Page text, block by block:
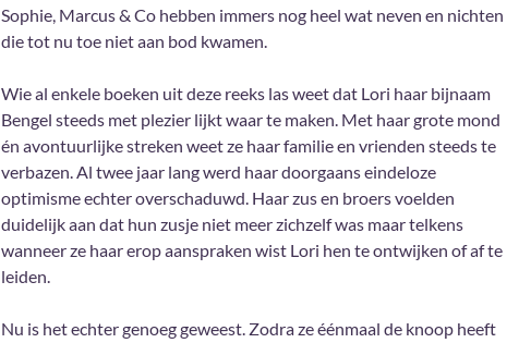
Sophie, Marcus & Co hebben immers nog heel wat neven en nichten
die tot nu toe niet aan bod kwamen.
Wie al enkele boeken uit deze reeks las weet dat Lori haar bijnaam
Bengel steeds met plezier lijkt waar te maken. Met haar grote mond
én avontuurlijke streken weet ze haar familie en vrienden steeds te
verbazen. Al twee jaar lang werd haar doorgaans eindeloze
optimisme echter overschaduwd. Haar zus en broers voelden
duidelijk aan dat hun zusje niet meer zichzelf was maar telkens
wanneer ze haar erop aanspraken wist Lori hen te ontwijken of af te
leiden.
Nu is het echter genoeg geweest. Zodra ze éénmaal de knoop heeft